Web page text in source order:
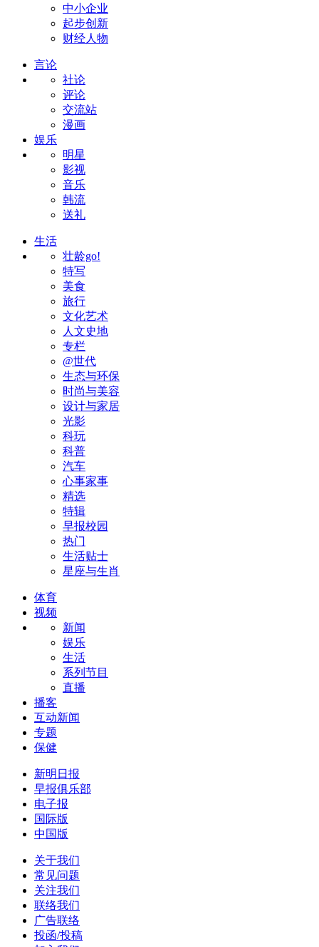
中小企业
起步创新
财经人物
言论
社论
评论
交流站
漫画
娱乐
明星
影视
音乐
韩流
送礼
生活
壮龄go!
特写
美食
旅行
文化艺术
人文史地
专栏
@世代
生态与环保
时尚与美容
设计与家居
光影
科玩
科普
汽车
心事家事
精选
特辑
早报校园
热门
生活贴士
星座与生肖
体育
视频
新闻
娱乐
生活
系列节目
直播
播客
互动新闻
专题
保健
新明日报
早报俱乐部
电子报
国际版
中国版
关于我们
常见问题
关注我们
联络我们
广告联络
投函/投稿